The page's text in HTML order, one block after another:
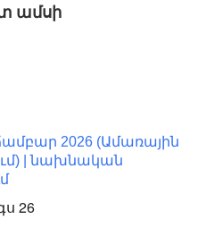
ամսի
2026 (Ամառային
| նախնական
26